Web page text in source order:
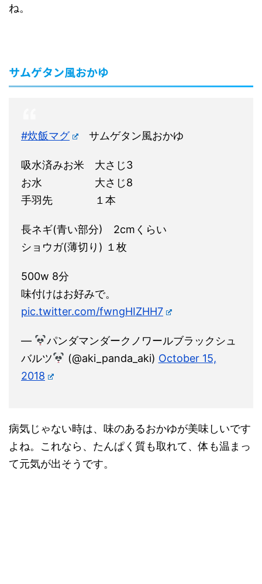
ね。
サムゲタン風おかゆ
#炊飯マグ サムゲタン風おかゆ
吸水済みお米 大さじ3
お水 大さじ8
手羽先 １本
長ネギ(青い部分) 2cmくらい
ショウガ(薄切り) １枚
500w 8分
味付けはお好みで。
pic.twitter.com/fwngHIZHH7
—
パンダマンダークノワールブラックシュ
バルツ
(@aki_panda_aki) October 15,
2018
病気じゃない時は、味のあるおかゆが美味しいです
よね。これなら、たんぱく質も取れて、体も温まっ
て元気が出そうです。